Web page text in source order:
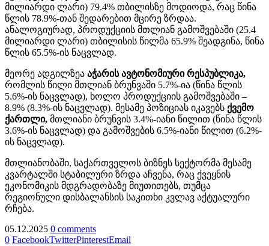
მილიარდი ლარი) 79.4% თბილისზე მოდიოდა, რაც წინა
წლის 78.9%-თან შედარებით მცირე ზრდაა.
ანალოგიურად, პროდუქციის მთლიან გამოშვებაში (25.4
მილიარდი ლარი) თბილისის წილმა 65.9% შეადგინა, წინა
წლის 65.5%-ის ნაცვლად.
მეორე ადგილზეა აჭარის ავტონომიური რესპუბლიკა,
რომლის წილი მთლიან ბრუნვაში 5.7%-ია (წინა წლის
5.6%-ის ნაცვლად), ხოლო პროდუქციის გამოშვებაში –
8.9% (8.3%-ის ნაცვლად). მესამე პოზიციას იკავებს ქვემო
ქართლი, მთლიანი ბრუნვის 3.4%-იანი წილით (წინა წლის
3.6%-ის ნაცვლად) და გამოშვების 6.5%-იანი წილით (6.2%-
ის ნაცვლად).
მთლიანობაში, საქართველოს ბიზნეს სექტორმა მესამე
კვარტალში სტაბილური ზრდა აჩვენა, რაც ქვეყნის
ეკონომიკის მდგრადობაზე მიუთითებს, თუმცა
რეგიონული დისბალანსის საკითხი კვლავ აქტუალური
რჩება.
05.12.2025 0 comments
0 FacebookTwitterPinterestEmail